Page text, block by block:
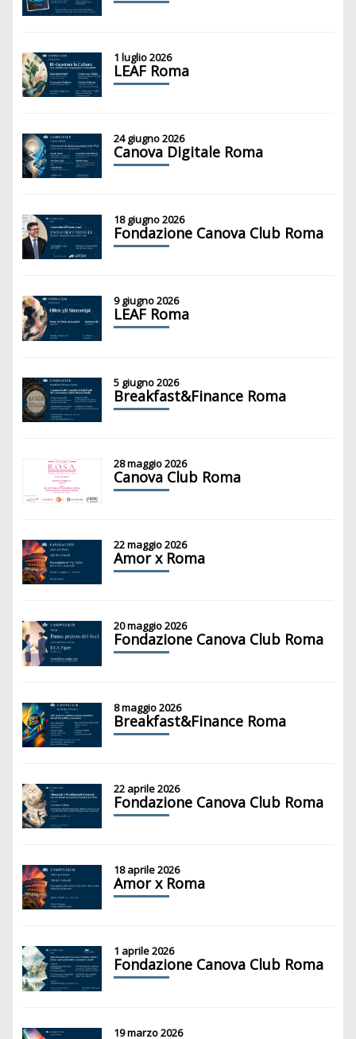
1 luglio 2026
LEAF Roma
24 giugno 2026
Canova Digitale Roma
18 giugno 2026
Fondazione Canova Club Roma
9 giugno 2026
LEAF Roma
5 giugno 2026
Breakfast&Finance Roma
28 maggio 2026
Canova Club Roma
22 maggio 2026
Amor x Roma
20 maggio 2026
Fondazione Canova Club Roma
8 maggio 2026
Breakfast&Finance Roma
22 aprile 2026
Fondazione Canova Club Roma
18 aprile 2026
Amor x Roma
1 aprile 2026
Fondazione Canova Club Roma
19 marzo 2026